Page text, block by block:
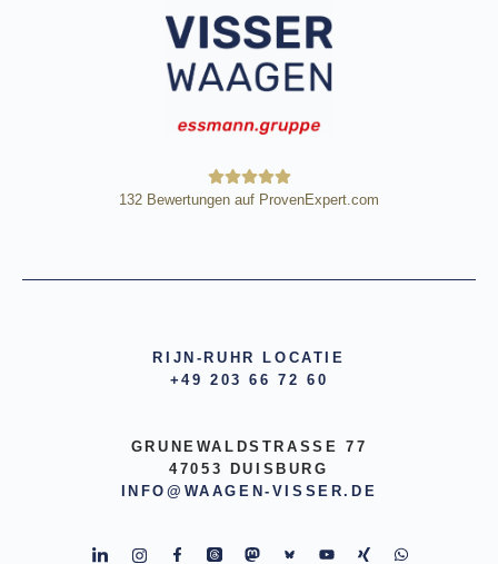
132 Bewertungen auf ProvenExpert.com
RIJN-RUHR LOCATIE
+49 203 66 72 60
GRUNEWALDSTRASSE 77
47053 DUISBURG
INFO@WAAGEN-VISSER.DE